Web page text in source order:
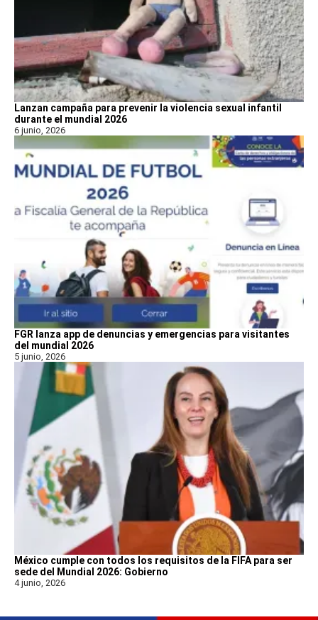
Lanzan campaña para prevenir la violencia sexual infantil
durante el mundial 2026
6 junio, 2026
FGR lanza app de denuncias y emergencias para visitantes
del mundial 2026
5 junio, 2026
México cumple con todos los requisitos de la FIFA para ser
sede del Mundial 2026: Gobierno
4 junio, 2026